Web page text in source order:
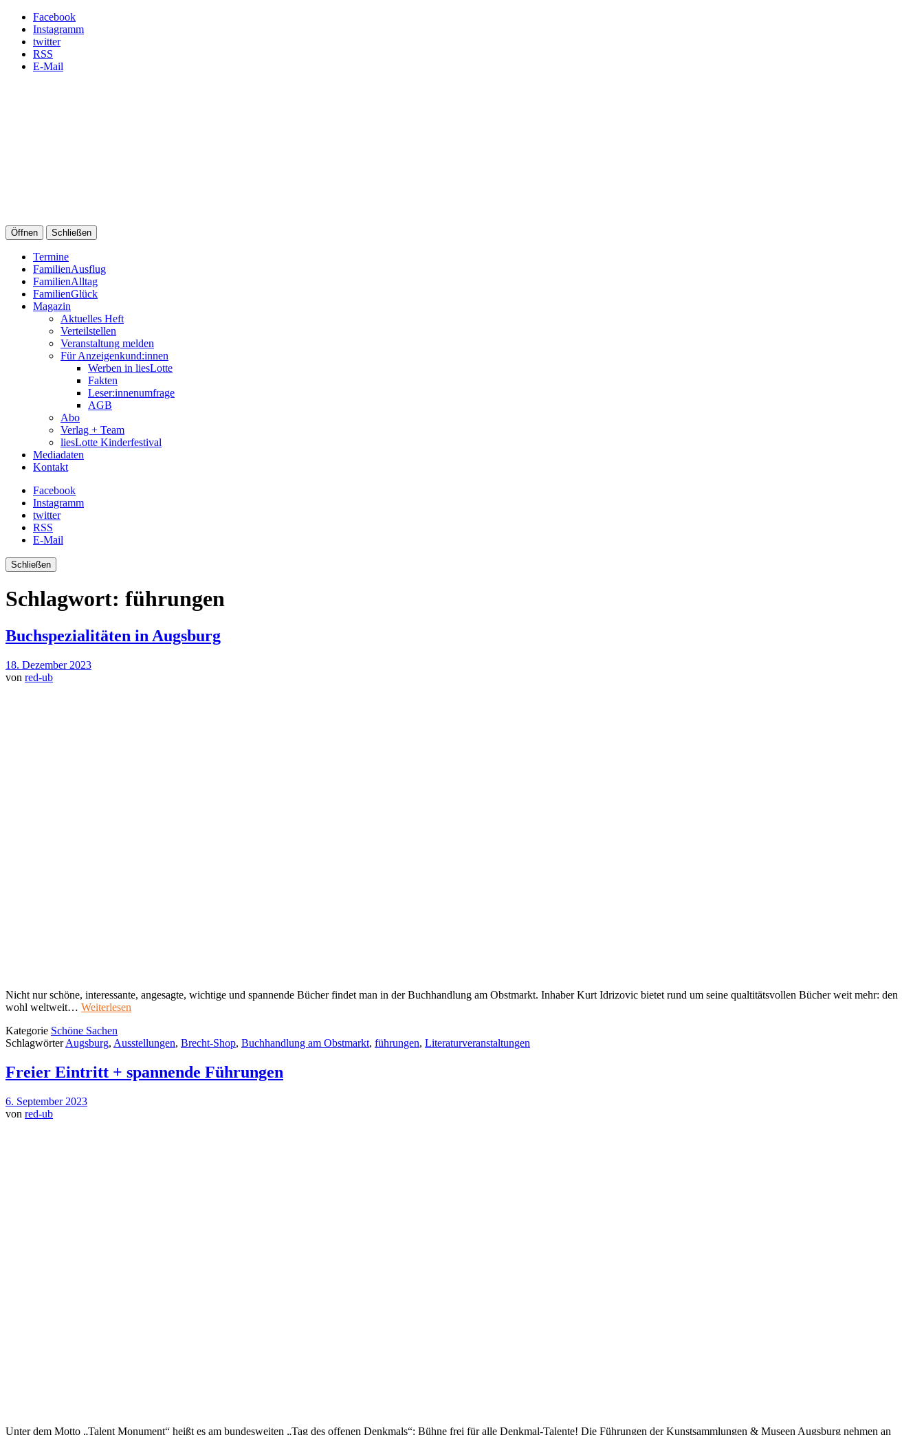
Facebook
Instagramm
twitter
RSS
E-Mail
Öffnen Schließen
Termine
FamilienAusflug
FamilienAlltag
FamilienGlück
Magazin
Aktuelles Heft
Verteilstellen
Veranstaltung melden
Für Anzeigenkund:innen
Werben in liesLotte
Fakten
Leser:innenumfrage
AGB
Abo
Verlag + Team
liesLotte Kinderfestival
Mediadaten
Kontakt
Facebook
Instagramm
twitter
RSS
E-Mail
Schließen
Schlagwort: führungen
Buchspezialitäten in Augsburg
18. Dezember 2023
von red-ub
Nicht nur schöne, interessante, angesagte, wichtige und spannende Bücher findet man in der Buchhandlung am Obstmarkt. Inhaber Kurt Idrizovic bietet rund um seine qualtitätsvollen Bücher weit mehr: den
wohl weltweit… Weiterlesen
Kategorie Schöne Sachen
SchlagwörterAugsburg, Ausstellungen, Brecht-Shop, Buchhandlung am Obstmarkt, führungen, Literaturveranstaltungen
Freier Eintritt + spannende Führungen
6. September 2023
von red-ub
Unter dem Motto „Talent Monument“ heißt es am bundesweiten „Tag des offenen Denkmals“: Bühne frei für alle Denkmal-Talente! Die Führungen der Kunstsammlungen & Museen Augsburg nehmen an